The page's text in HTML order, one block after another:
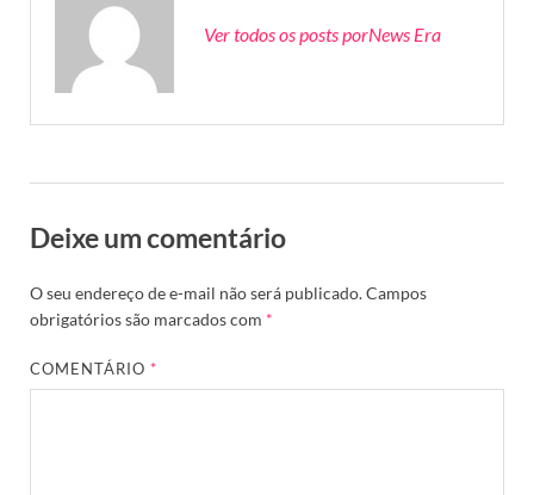
Ver todos os posts porNews Era
Deixe um comentário
O seu endereço de e-mail não será publicado.Campos
obrigatórios são marcados com *
COMENTÁRIO*